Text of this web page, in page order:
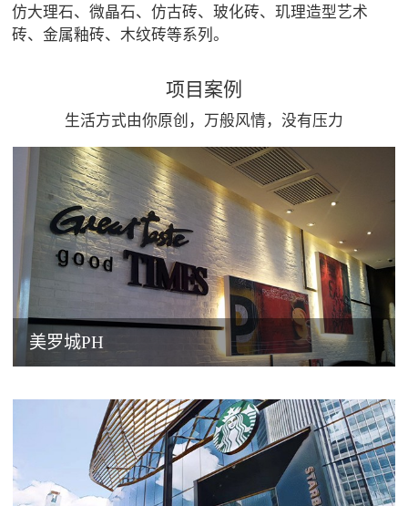
仿大理石、微晶石、仿古砖、玻化砖、玑理造型艺术
砖、金属釉砖、木纹砖等系列。
项目案例
生活方式由你原创，万般风情，没有压力
美罗城PH